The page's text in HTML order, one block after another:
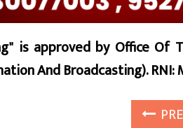
is approved by Office Of
And Broadcasting). RNI: